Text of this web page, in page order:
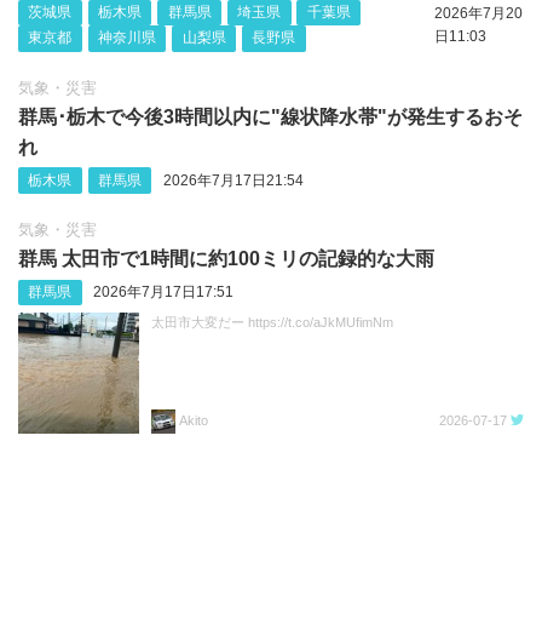
茨城県 栃木県 群馬県 埼玉県
千葉県
東京都
神奈川県 山梨県 長野県
2026年7月20
日11:03
気象・災害
群馬･栃木で今後3時間以内に"線状降水帯"が発生するおそ
れ
栃木県 群馬県 2026年7月17日21:54
気象・災害
群馬 太田市で1時間に約100ミリの記録的な大雨
群馬県 2026年7月17日17:51
太田市大変だー https://t.co/aJkMUfimNm
Akito 2026-07-17